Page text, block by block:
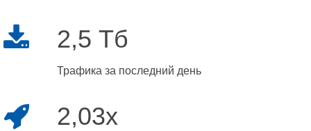
2,5 Тб
Трафика за последний день
2,03x